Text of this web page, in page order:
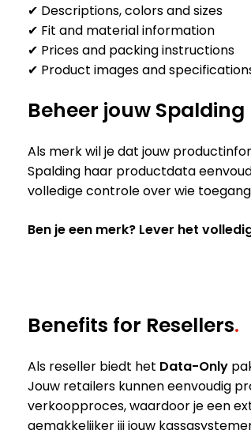
✔ Descriptions, colors and sizes
✔ Fit and material information
✔ Prices and packing instructions
✔ Product images and
Beheer jouw
Als merk wil je dat jouw
Spalding haar productdata
volledige controle over wie
Ben je een merk? Lever het
Benefits for Resellers.
Als reseller biedt het Data-Only
Jouw retailers kunnen eenvoudig
verkoopproces, waardoor je een
gemakkelijker jij jouw